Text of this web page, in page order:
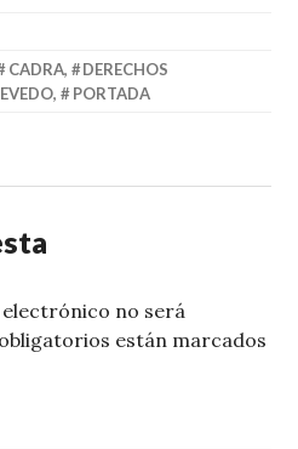
CADRA,
DERECHOS
, PORTADA
no será
están marcados